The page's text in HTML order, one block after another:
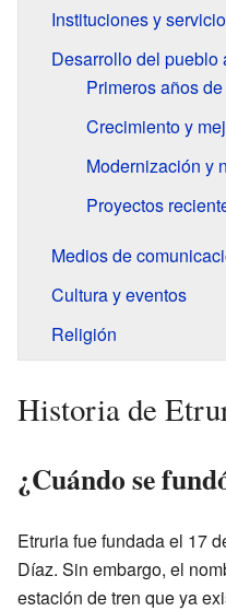
Instituciones y
Desarrollo del pueblo
Primeros años
Crecimiento y
Modernización y
Proyectos
Medios de
Cultura y eventos
Religión
Historia de
¿Cuándo se
Etruria fue fundada el 17
Díaz. Sin embargo, el
estación de tren que ya